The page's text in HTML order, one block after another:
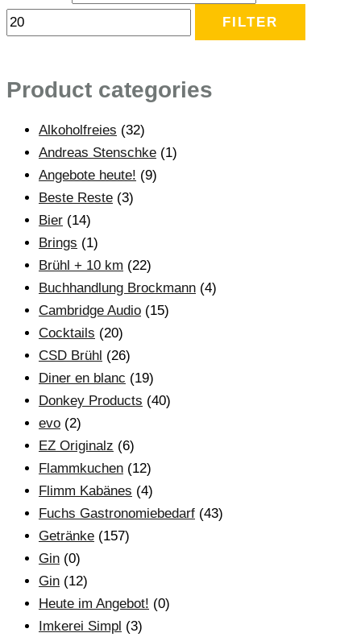
FILTER
Product categories
Alkoholfreies (32)
Andreas Stenschke (1)
Angebote heute! (9)
Beste Reste (3)
Bier (14)
Brings (1)
Brühl + 10 km (22)
Buchhandlung Brockmann (4)
Cambridge Audio (15)
Cocktails (20)
CSD Brühl (26)
Diner en blanc (19)
Donkey Products (40)
evo (2)
EZ Originalz (6)
Flammkuchen (12)
Flimm Kabänes (4)
Fuchs Gastronomiebedarf (43)
Getränke (157)
Gin (0)
Gin (12)
Heute im Angebot! (0)
Imkerei Simpl (3)